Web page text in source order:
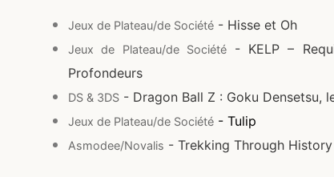
Jeux de Plateau/de Société - Hisse et Oh
Jeux de Plateau/de Société- KELP –
Profondeurs
DS & 3DS - Dragon Ball Z : Goku Densetsu,
Jeux de Plateau/de Société - Tulip
Asmodee/Novalis - Trekking Through History